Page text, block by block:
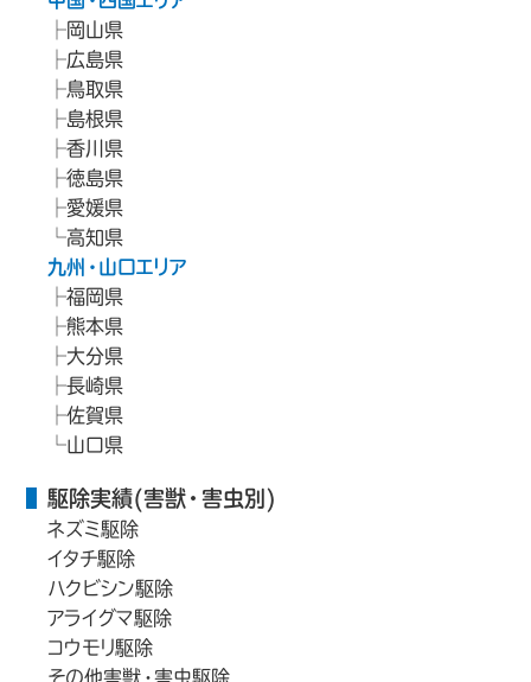
岡山県
広島県
鳥取県
島根県
香川県
徳島県
愛媛県
高知県
九州・山口エリア
福岡県
熊本県
大分県
長崎県
佐賀県
山口県
駆除実績(害獣・害虫別)
ネズミ駆除
イタチ駆除
ハクビシン駆除
アライグマ駆除
コウモリ駆除
その他害獣・害虫駆除